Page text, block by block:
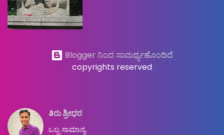
Blogger ನಿಂದ ಸಾಮರ್ಥ್ಯಹೊಂದಿದೆ
copyrights reserved
ತಿರು ಶ್ರೀಧರ
ಒಬ್ಬ ಸಾಮಾನ್ಯ.